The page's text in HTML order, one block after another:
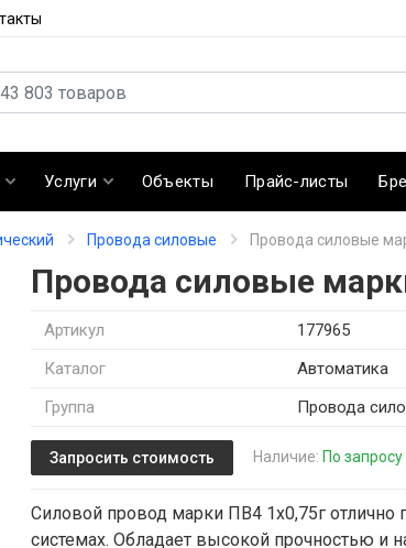
Услуги Объекты Прайс-листы
Провода силовые Провода силовые
Провода силовые
Артикул
177965
Каталог
Автоматика
Группа
Провода
Запросить стоимость Наличие: По запросу
Силовой провод марки ПВ4 1х0,75г отлично
системах. Обладает высокой прочностью и